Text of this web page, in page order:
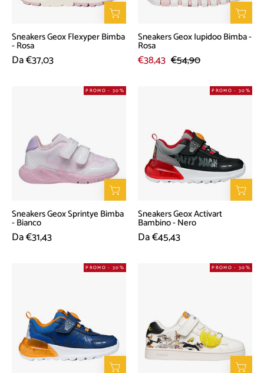
Sneakers Geox Flexyper Bimba
- Rosa
Da €37,03
Sneakers Geox Iupidoo Bimba -
Rosa
€38,43 €54,90
Sneakers
Bimba
-
Bianco
PROMO - 30%
Sneakers Geox Sprintye Bimba
- Bianco
Da €31,43
Sneakers
Bambino
-
Nero
PROMO - 30%
Sneakers Geox Activart
Bambino - Nero
Da €45,43
Sneakers
Bambino
-
Blu
PROMO - 30%
Sneakers
Bambino
-
Bianco
PROMO - 30%